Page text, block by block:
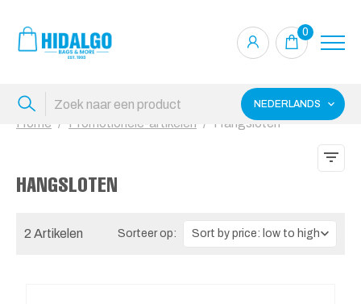
0
NEDERLANDS
Home Promotionele-artikelen Hangsloten
HANGSLOTEN
2 Artikelen Sorteer op: